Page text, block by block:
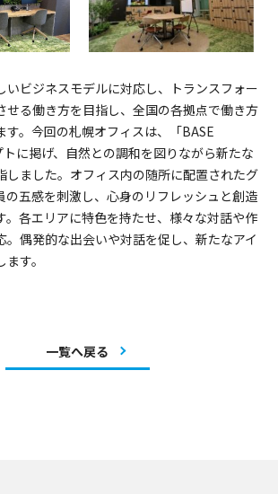
いビジネスモデルに対応し、トランスフォー
せる働き方を目指し、全国の各拠点で働き方
す。今回の札幌オフィスは、「BASE
に掲げ、自然との調和を図りながら新たな
しました。オフィス内の随所に配置されたグ
の五感を刺激し、心身のリフレッシュと創造
。各エリアに特色を持たせ、様々な対話や作
。偶発的な出会いや対話を促し、新たなアイ
す。
一覧へ戻る